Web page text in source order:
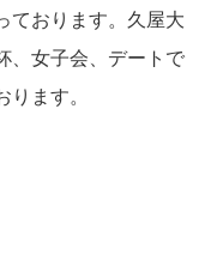
ております。久屋大
、女子会、デートで
ます。